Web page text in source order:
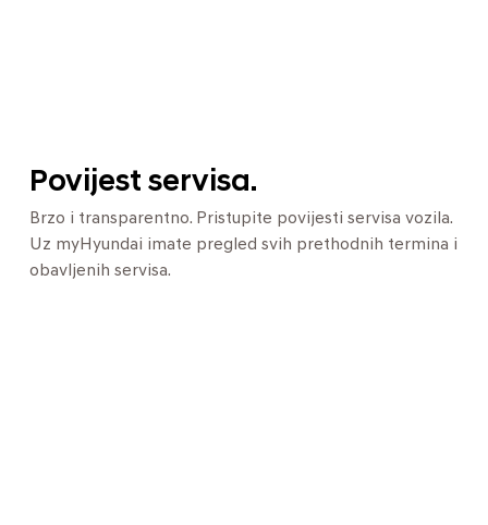
Povijest servisa.
Brzo i transparentno. Pristupite povijesti servisa vozila.
Uz myHyundai imate pregled svih prethodnih termina i
obavljenih servisa.